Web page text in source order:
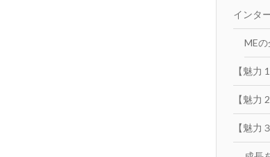
インタ
ME
【魅
【魅力
【魅